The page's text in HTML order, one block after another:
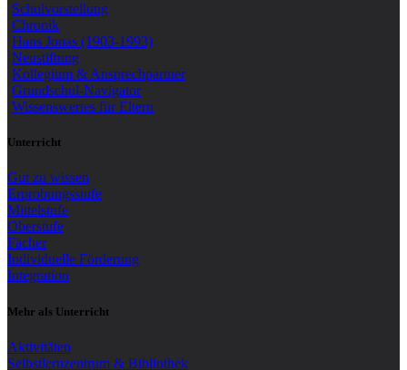
Schulvorstellung
Chronik
Hans Jonas (1903-1993)
Neustiftung
Kollegium & Ansprechpartner
Grundschul-Navigator
Wissenswertes für Eltern
Unterricht
Gut zu wissen
Erprobungsstufe
Mittelstufe
Oberstufe
Fächer
Individuelle Förderung
Integration
Mehr als Unterricht
Aktivitäten
Selbstlernzentrum & Bibliothek